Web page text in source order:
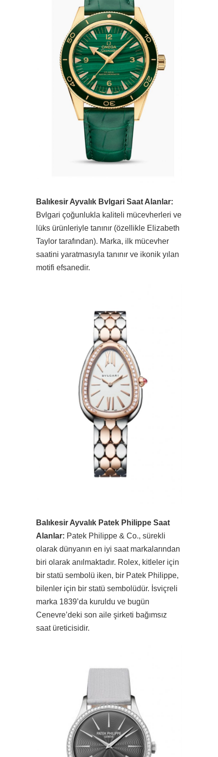
Balıkesir Ayvalık Bvlgari Saat Alanlar:
Bvlgari çoğunlukla kaliteli mücevherleri ve
lüks ürünleriyle tanınır (özellikle Elizabeth
Taylor tarafından). Marka, ilk mücevher
saatini yaratmasıyla tanınır ve ikonik yılan
motifi efsanedir.
Balıkesir Ayvalık Patek Philippe Saat
Alanlar: Patek Philippe & Co., sürekli
olarak dünyanın en iyi saat markalarından
biri olarak anılmaktadır. Rolex, kitleler için
bir statü sembolü iken, bir Patek Philippe,
bilenler için bir statü sembolüdür. İsviçreli
marka 1839’da kuruldu ve bugün
Cenevre’deki son aile şirketi bağımsız
saat üreticisidir.